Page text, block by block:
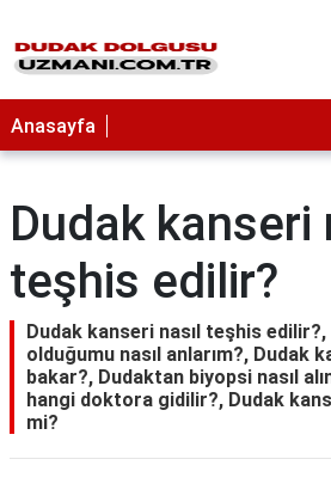
Anasayfa
Dudak kanseri
teşhis edilir?
Dudak kanseri nasıl teşhis
olduğumu nasıl anlarım?, Dudak
bakar?, Dudaktan biyopsi nasıl
hangi doktora gidilir?, Dudak
mi?